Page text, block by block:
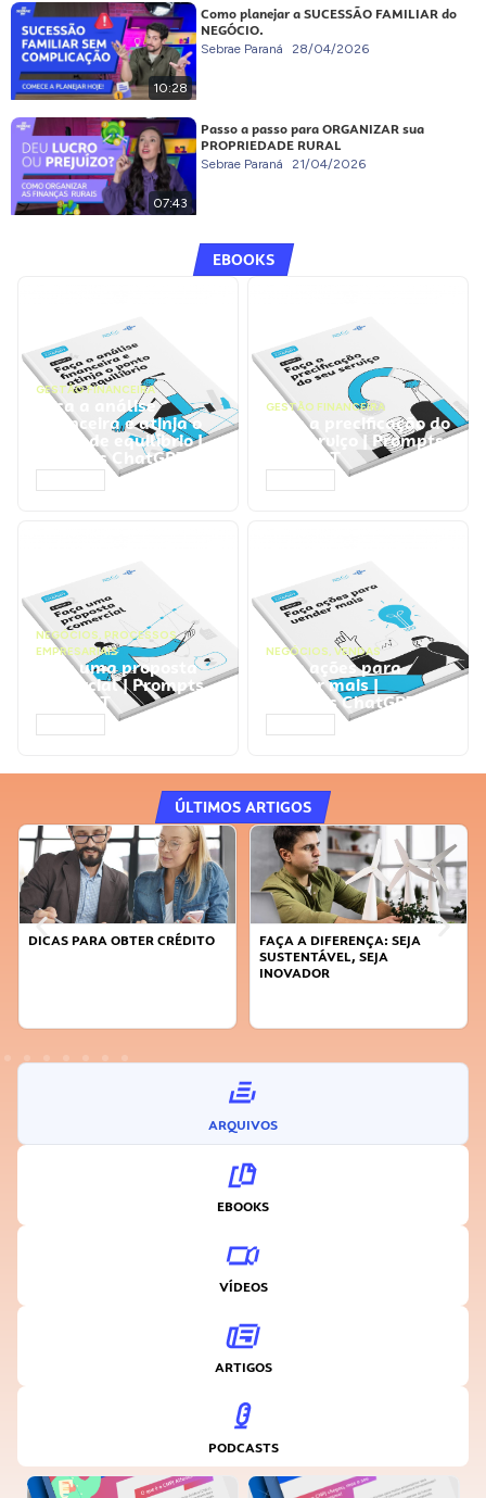
10:28
Como planejar a SUCESSÃO FAMILIAR do
NEGÓCIO.
Sebrae Paraná 28/04/2026
07:43
Passo a passo para ORGANIZAR sua
PROPRIEDADE RURAL
Sebrae Paraná 21/04/2026
EBOOKS
GESTÃO FINANCEIRA
Faça a análise
financeira e atinja o
ponto de equilíbrio |
Prompts ChatGPT
GESTÃO FINANCEIRA
Faça a precificação do
seu serviço | Prompts
ChatGPT
NEGÓCIOS, PROCESSOS
EMPRESARIAIS
Faça uma proposta
comercial | Prompts
ChatGPT
NEGÓCIOS, VENDAS
Faça ações para
vender mais |
Prompts ChatGPT
ÚLTIMOS ARTIGOS
DICAS PARA OBTER CRÉDITO
FAÇA A DIFERENÇA: SEJA
SUSTENTÁVEL, SEJA
INOVADOR
ARQUIVOS
EBOOKS
VÍDEOS
ARTIGOS
PODCASTS